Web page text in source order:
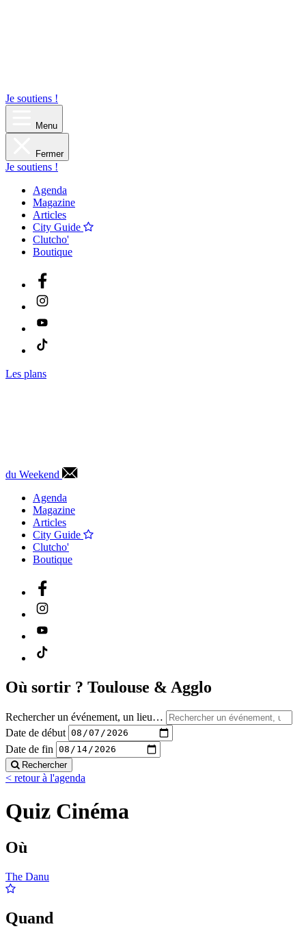
Je soutiens !
Menu
Fermer
Je soutiens !
Agenda
Magazine
Articles
City Guide
Clutcho'
Boutique
Les plans
du Weekend
Agenda
Magazine
Articles
City Guide
Clutcho'
Boutique
Où sortir ? Toulouse & Agglo
Rechercher un événement, un lieu…
Date de début
Date de fin
Rechercher
< retour à l'agenda
Quiz Cinéma
Où
The Danu
Quand